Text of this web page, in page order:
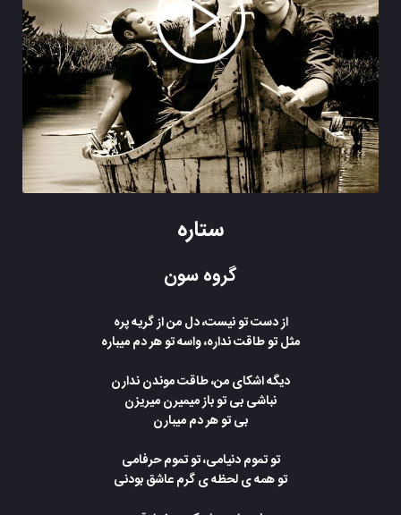
ستاره
گروه سون
از دست تو نیست، دل من از گریه پره
مثل تو طاقت نداره، واسه تو هر دم میباره
دیگه اشکای من، طاقت موندن ندارن
نباشی بی تو باز میمیرن میریزن
بی تو هر دم میبارن
تو تموم دنیامی، تو تموم حرفامی
تو همه ی لحظه ی گرم عاشق بودنی